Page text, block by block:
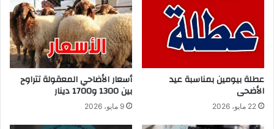
عطلة بيومين بمناسبة عيد
الأضحى
22 مايو، 2026
أسعار الأضاحي المعقولة تتراوح
بين 1300 و1700 دينار
9 مايو، 2026